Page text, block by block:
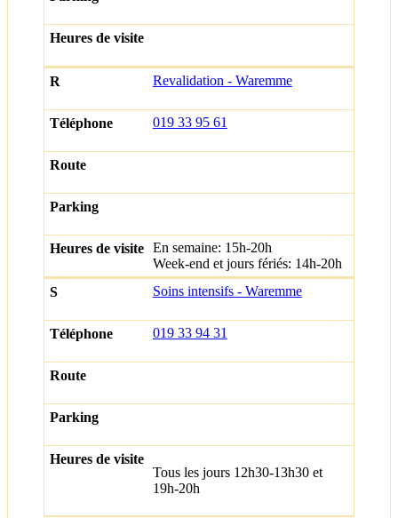
Revalidation - Waremme
019 33 95 61
En semaine: 15h-20h
Week-end et jours fériés: 14h-20h
Soins intensifs - Waremme
019 33 94 31
Tous les jours 12h30-13h30 et
19h-20h